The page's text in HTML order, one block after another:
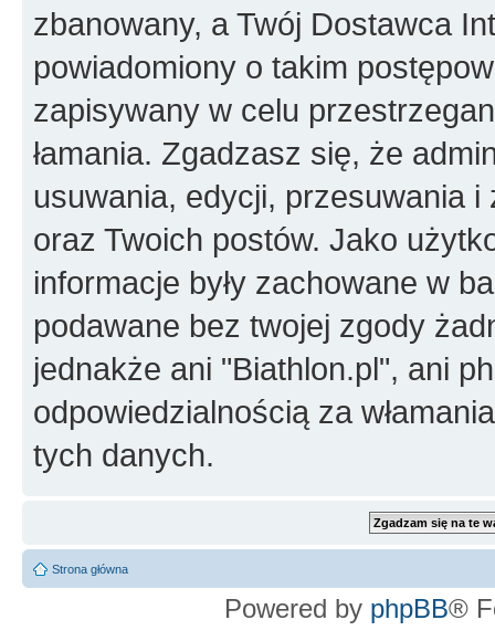
zbanowany, a Twój Dostawca
powiadomiony o takim
zapisywany w celu
łamania. Zgadzasz się, że
usuwania, edycji, przesuwania
oraz Twoich postów. Jako
informacje były zachowane w
podawane bez twojej zgody
jednakże ani "Biathlon.pl", ani
odpowiedzialnością za
tych danych.
Strona główna
Powered by phpBB®